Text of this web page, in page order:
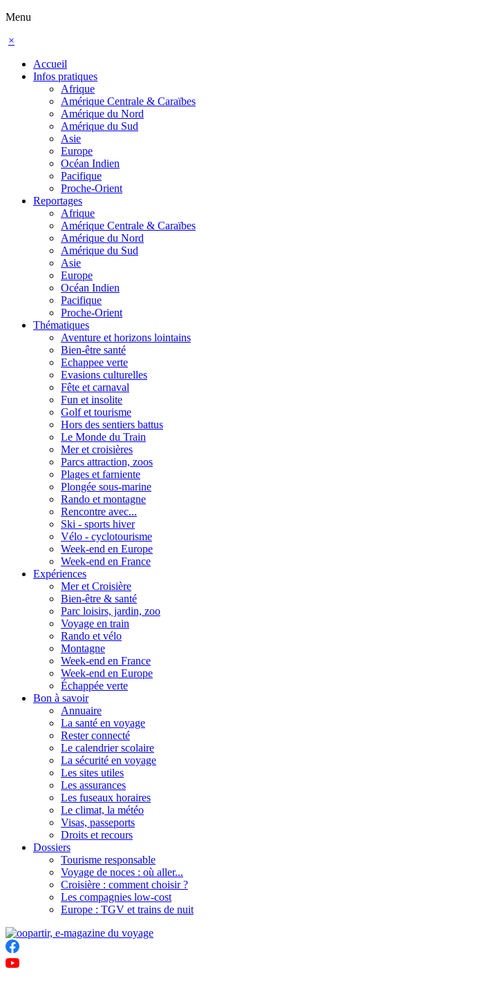
Menu
×
Accueil
Infos pratiques
Afrique
Amérique Centrale & Caraïbes
Amérique du Nord
Amérique du Sud
Asie
Europe
Océan Indien
Pacifique
Proche-Orient
Reportages
Afrique
Amérique Centrale & Caraïbes
Amérique du Nord
Amérique du Sud
Asie
Europe
Océan Indien
Pacifique
Proche-Orient
Thématiques
Aventure et horizons lointains
Bien-être santé
Echappee verte
Evasions culturelles
Fête et carnaval
Fun et insolite
Golf et tourisme
Hors des sentiers battus
Le Monde du Train
Mer et croisières
Parcs attraction, zoos
Plages et farniente
Plongée sous-marine
Rando et montagne
Rencontre avec...
Ski - sports hiver
Vélo - cyclotourisme
Week-end en Europe
Week-end en France
Expériences
Mer et Croisière
Bien-être & santé
Parc loisirs, jardin, zoo
Voyage en train
Rando et vélo
Montagne
Week-end en France
Week-end en Europe
Échappée verte
Bon à savoir
Annuaire
La santé en voyage
Rester connecté
Le calendrier scolaire
La sécurité en voyage
Les sites utiles
Les assurances
Les fuseaux horaires
Le climat, la météo
Visas, passeports
Droits et recours
Dossiers
Tourisme responsable
Voyage de noces : où aller...
Croisière : comment choisir ?
Les compagnies low-cost
Europe : TGV et trains de nuit